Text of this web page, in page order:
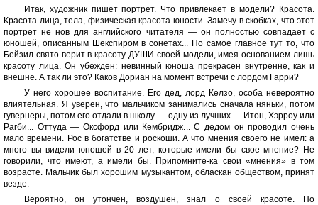
Итак, художник пишет портрет. Что привлекает в модели? Красота.
Красота лица, тела, физическая красота юности. Замечу в скобках, что этот
портрет не нов для английского читателя — он полностью совпадает с
юношей, описанным Шекспиром в сонетах... Но самое главное тут то, что
Бейзил свято верит в красоту ДУШИ своей модели, имея основанием лишь
красоту лица. Он убежден: невинный юноша прекрасен внутренне, как и
внешне. А так ли это? Каков Дориан на момент встречи с лордом Гарри?
У него хорошее воспитание. Его дед, лорд Келзо, особа невероятно
влиятельная. Я уверен, что мальчиком занимались сначала няньки, потом
гувернеры, потом его отдали в школу — одну из лучших — Итон, Хэрроу или
Рагби... Оттуда — Оксфорд или Кембридж... С дедом он проводил очень
мало времени. Рос в богатстве и роскоши. А что мнения своего не имел: а
много вы видели юношей в 20 лет, которые имели бы свое мнение? Не
говорили, что имеют, а имели бы. Припомните-ка свои «мнения» в том
возрасте. Мальчик был хорошим музыкантом, обласкан обществом, принят
везде.
Вероятно, он утончен, воздушен, знал о своей красоте. Но